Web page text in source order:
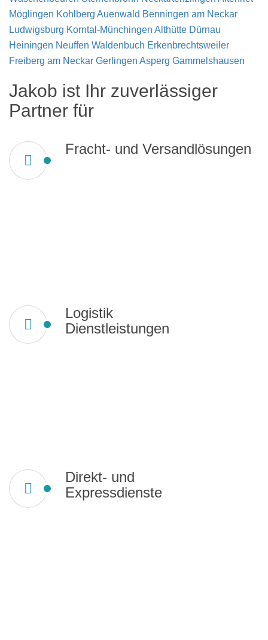
Möglingen Kohlberg Auenwald Benningen am Neckar
Ludwigsburg Korntal-Münchingen Althütte Dürnau
Heiningen Neuffen Waldenbuch Erkenbrechtsweiler
Freiberg am Neckar Gerlingen Asperg Gammelshausen
Jakob ist Ihr zuverlässiger
Partner für
Fracht- und Versandlösungen
Logistik
Dienstleistungen
Direkt- und
Expressdienste